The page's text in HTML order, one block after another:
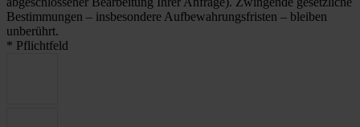
Bestimmungen – insbesondere Aufbewahrungsfristen – bleiben
unberührt.
* Pflichtfeld